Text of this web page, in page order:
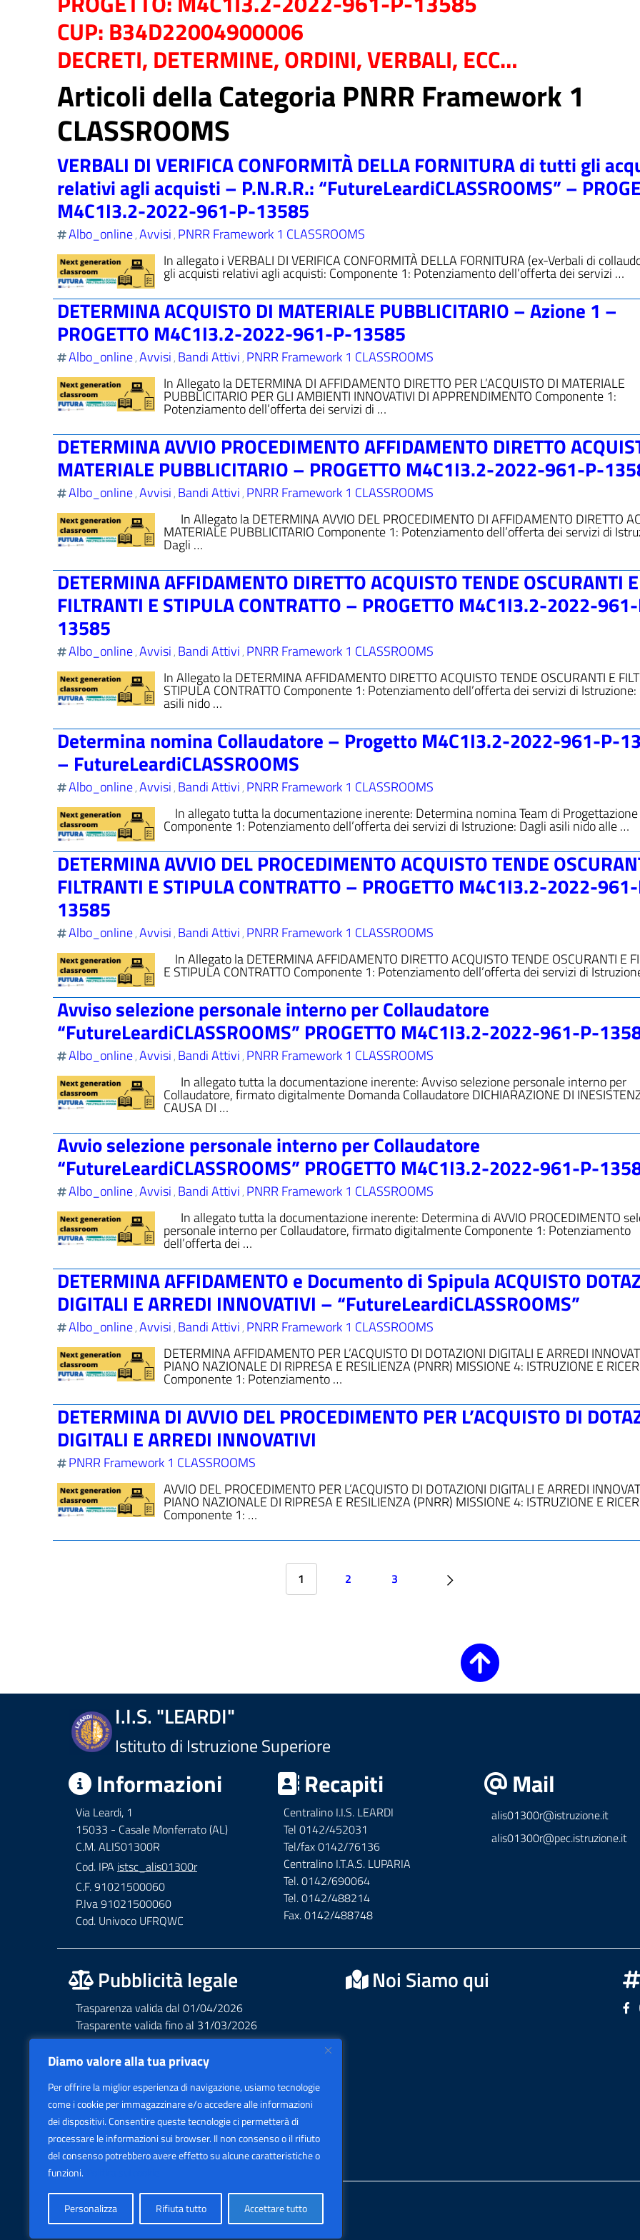
Diamo valore alla tua privacy
Per offrire la miglior esperienza di navigazione, usiamo tecnologie
come i cookie per immagazzinare e/o accedere alle informazioni
dei dispositivi. Consentire queste tecnologie ci permetterà di
processare le informazioni sui browser. Il non consenso o il rifiuto
del consenso potrebbero avere effetto su alcune caratteristiche o
funzioni.
Personalizza Rifiuta tutto Accettare tutto
CUP: B34D22004900006
DECRETI, DETERMINE, ORDINI, VERBALI, ECC…
Articoli della Categoria PNRR Framework 1
CLASSROOMS
VERBALI DI VERIFICA CONFORMITÀ DELLA FORNITURA di tutti gli
relativi agli acquisti – P.N.R.R.: “FutureLeardiCLASSROOMS” –
M4C1I3.2-2022-961-P-13585
Albo_online,Avvisi, PNRR Framework 1 CLASSROOMS
In allegato i VERBALI DI VERIFICA CONFORMITÀ DELLA FORNITURA (ex-Verbali di
gli acquisti relativi agli acquisti: Componente 1: Potenziamento dell’offerta dei servizi …
DETERMINA ACQUISTO DI MATERIALE PUBBLICITARIO – Azione 1 –
PROGETTO M4C1I3.2-2022-961-P-13585
Albo_online,Avvisi, Bandi Attivi, PNRR Framework 1 CLASSROOMS
In Allegato la DETERMINA DI AFFIDAMENTO DIRETTO PER L’ACQUISTO DI MATERIALE
PUBBLICITARIO PER GLI AMBIENTI INNOVATIVI DI APPRENDIMENTO Componente 1:
Potenziamento dell’offerta dei servizi di …
DETERMINA AVVIO PROCEDIMENTO AFFIDAMENTO DIRETTO
MATERIALE PUBBLICITARIO – PROGETTO M4C1I3.2-2022-961-P-
Albo_online,Avvisi, Bandi Attivi, PNRR Framework 1 CLASSROOMS
In Allegato la DETERMINA AVVIO DEL PROCEDIMENTO DI AFFIDAMENTO DIRETTO
MATERIALE PUBBLICITARIO Componente 1: Potenziamento dell’offerta dei servizi di
Dagli …
DETERMINA AFFIDAMENTO DIRETTO ACQUISTO TENDE OSCURANTI E
FILTRANTI E STIPULA CONTRATTO – PROGETTO M4C1I3.2-2022-
13585
Albo_online,Avvisi, Bandi Attivi, PNRR Framework 1 CLASSROOMS
In Allegato la DETERMINA AFFIDAMENTO DIRETTO ACQUISTO TENDE OSCURANTI E
STIPULA CONTRATTO Componente 1: Potenziamento dell’offerta dei servizi di Istruzione:
asili nido …
Determina nomina Collaudatore – Progetto M4C1I3.2-2022-961-P-
– FutureLeardiCLASSROOMS
Albo_online,Avvisi, Bandi Attivi, PNRR Framework 1 CLASSROOMS
In allegato tutta la documentazione inerente: Determina nomina Team di Progettazione
Componente 1: Potenziamento dell’offerta dei servizi di Istruzione: Dagli asili nido alle …
DETERMINA AVVIO DEL PROCEDIMENTO ACQUISTO TENDE
FILTRANTI E STIPULA CONTRATTO – PROGETTO M4C1I3.2-2022-
13585
Albo_online,Avvisi, Bandi Attivi, PNRR Framework 1 CLASSROOMS
In Allegato la DETERMINA AFFIDAMENTO DIRETTO ACQUISTO TENDE OSCURANTI E
E STIPULA CONTRATTO Componente 1: Potenziamento dell’offerta dei servizi di
Avviso selezione personale interno per Collaudatore
“FutureLeardiCLASSROOMS” PROGETTO M4C1I3.2-2022-961-P-
Albo_online,Avvisi, Bandi Attivi, PNRR Framework 1 CLASSROOMS
In allegato tutta la documentazione inerente: Avviso selezione personale interno per
Collaudatore, firmato digitalmente Domanda Collaudatore DICHIARAZIONE DI
CAUSA DI …
Avvio selezione personale interno per Collaudatore
“FutureLeardiCLASSROOMS” PROGETTO M4C1I3.2-2022-961-P-
Albo_online,Avvisi, Bandi Attivi, PNRR Framework 1 CLASSROOMS
In allegato tutta la documentazione inerente: Determina di AVVIO PROCEDIMENTO
personale interno per Collaudatore, firmato digitalmente Componente 1: Potenziamento
dell’offerta dei …
DETERMINA AFFIDAMENTO e Documento di Spipula ACQUISTO
DIGITALI E ARREDI INNOVATIVI – “FutureLeardiCLASSROOMS”
Albo_online,Avvisi, Bandi Attivi, PNRR Framework 1 CLASSROOMS
DETERMINA AFFIDAMENTO PER L’ACQUISTO DI DOTAZIONI DIGITALI E ARREDI
PIANO NAZIONALE DI RIPRESA E RESILIENZA (PNRR) MISSIONE 4: ISTRUZIONE E
Componente 1: Potenziamento …
DETERMINA DI AVVIO DEL PROCEDIMENTO PER L’ACQUISTO DI
DIGITALI E ARREDI INNOVATIVI
PNRR Framework 1 CLASSROOMS
AVVIO DEL PROCEDIMENTO PER L’ACQUISTO DI DOTAZIONI DIGITALI E ARREDI
PIANO NAZIONALE DI RIPRESA E RESILIENZA (PNRR) MISSIONE 4: ISTRUZIONE E
Componente 1: …
1 2 3
I.I.S. "LEARDI"
Istituto di Istruzione Superiore
Informazioni
Via Leardi, 1
15033 - Casale Monferrato (AL)
C.M. ALIS01300R
Cod. IPA istsc_alis01300r
C.F. 91021500060
P.Iva 91021500060
Cod. Univoco UFRQWC
Recapiti
Centralino I.I.S. LEARDI
Tel 0142/452031
Tel/fax 0142/76136
Centralino I.T.A.S. LUPARIA
Tel. 0142/690064
Tel. 0142/488214
Fax. 0142/488748
Mail
alis01300r@istruzione.it
alis01300r@pec.istruzione.it
Pubblicità legale
Trasparenza valida dal 01/04/2026
Trasparente valida fino al 31/03/2026
Albo valido dal 01/04/2026
Albo valido fino al 31/03/2026
Accessibilità AGID Form
Noi Siamo qui